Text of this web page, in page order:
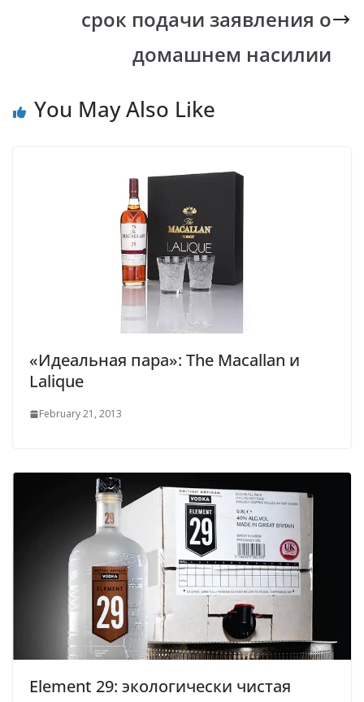
срок подачи заявления о
домашнем насилии
You May Also Like
«Идеальная пара»: The Macallan и
Lalique
February 21, 2013
Element 29: экологически чистая